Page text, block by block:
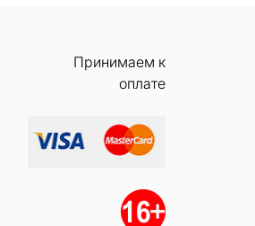
Принимаем к
оплате